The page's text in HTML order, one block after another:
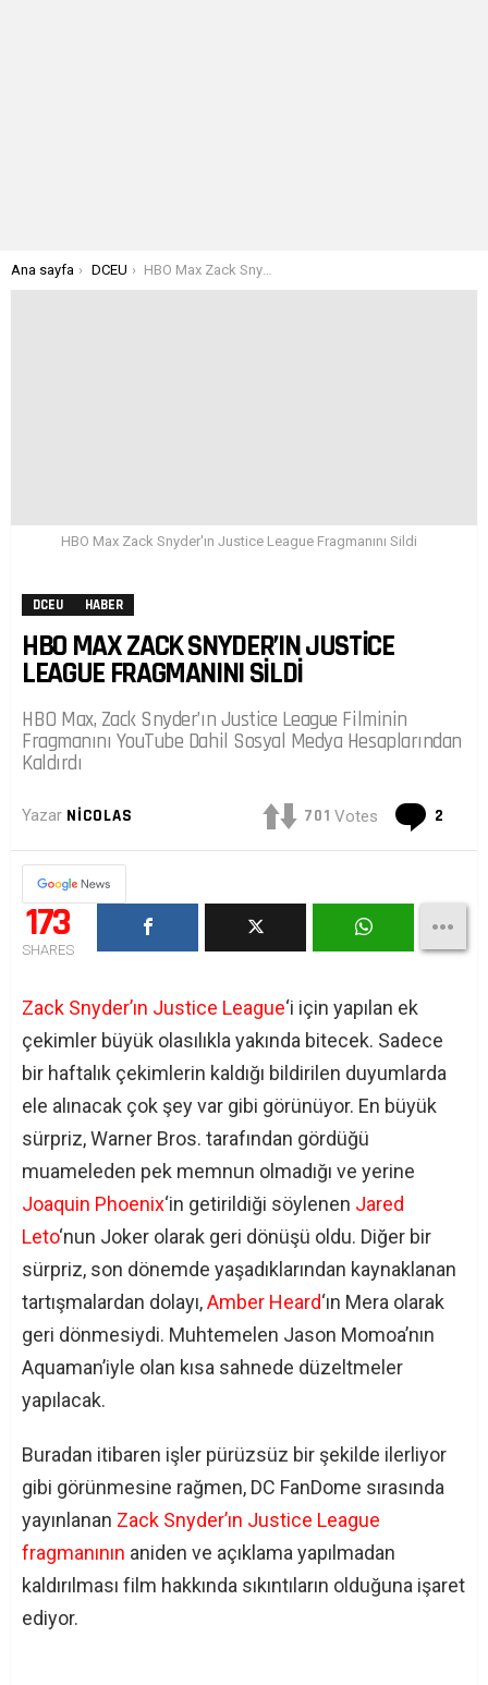
Buradasınız:
Ana sayfa DCEU HBO Max Zack Snyder’ın Justice League Fragmanını Sildi
HBO Max Zack Snyder'ın Justice League Fragmanını Sildi
DCEU HABER
HBO MAX ZACK SNYDER’IN JUSTICE
LEAGUE FRAGMANINI SILDI
HBO Max, Zack Snyder’ın Justice League Filminin
Fragmanını YouTube Dahil Sosyal Medya Hesaplarından
Kaldırdı
Yazar NICOLAS 701 Votes 2
173
SHARES
Zack Snyder’ın Justice League‘i için yapılan ek
çekimler büyük olasılıkla yakında bitecek. Sadece
bir haftalık çekimlerin kaldığı bildirilen duyumlarda
ele alınacak çok şey var gibi görünüyor. En büyük
sürpriz, Warner Bros. tarafından gördüğü
muameleden pek memnun olmadığı ve yerine
Joaquin Phoenix‘in getirildiği söylenen Jared
Leto‘nun Joker olarak geri dönüşü oldu. Diğer bir
sürpriz, son dönemde yaşadıklarından kaynaklanan
tartışmalardan dolayı,Amber Heard‘ın Mera olarak
geri dönmesiydi. Muhtemelen Jason Momoa’nın
Aquaman’iyle olan kısa sahnede düzeltmeler
yapılacak.
Buradan itibaren işler pürüzsüz bir şekilde ilerliyor
gibi görünmesine rağmen, DC FanDome sırasında
yayınlanan Zack Snyder’ın Justice League
fragmanının aniden ve açıklama yapılmadan
kaldırılması film hakkında sıkıntıların olduğuna işaret
ediyor.